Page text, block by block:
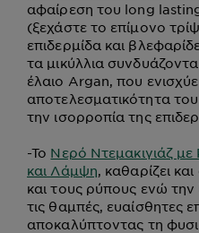
αφαίρεση του long lasting
(ξεχάστε το επίμονο
επιδερμίδα και
τα μικύλλια
έλαιο Argan, που
αποτελεσματικότητα
την ισορροπία της
-Το Νερό Ντεμακιγιάζ
και Λάμψη, καθαρίζει
και τους ρύπους ενώ την
τις θαμπές, ευαίσθητες
αποκαλύπτοντας τη